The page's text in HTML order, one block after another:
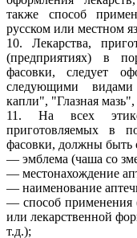
также способ
русском или местном
10. Лекарства,
(предприятиях) в
фасовки, следует
следующими
капли", "Глазная
11. На всех
приготовляемых в
фасовки, должны быть
— эмблема (чаша со
— местонахождение
— наименование
— способ применения
или лекарственной
т.д.);